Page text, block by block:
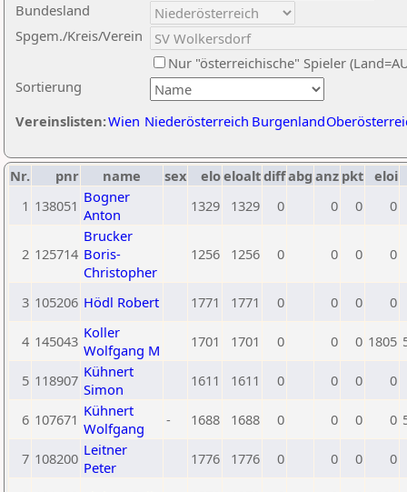
Sortierung
Bundesland
Spgem./Kreis/Verein
Nur "österreichische" Spieler
Vereinslisten:Wien Niederösterreich Burgenland
Nr. pnr name sex eloeloaltdiffabg anz pkt eloi
1 138051 Bogner
Anton
1329 1329 0 0 0 0
2 125714
Brucker
Boris-
Christopher
1256 1256 0 0 0 0
3 105206 Hödl Robert 1771 1771 0 0 0 0
4 145043 Koller
Wolfgang M
1701 1701 0 0 0 1805
5 118907 Kühnert
Simon
1611 1611 0 0 0 0
6 107671 Kühnert
Wolfgang
- 1688 1688 0 0 0 0
7 108200 Leitner
Peter
1776 1776 0 0 0 0